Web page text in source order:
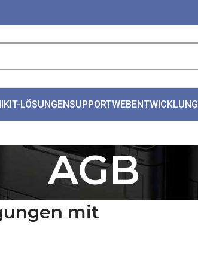
IT-LÖSUNGENSUPPORTWEBENTWICKLUNG
AGB
mit